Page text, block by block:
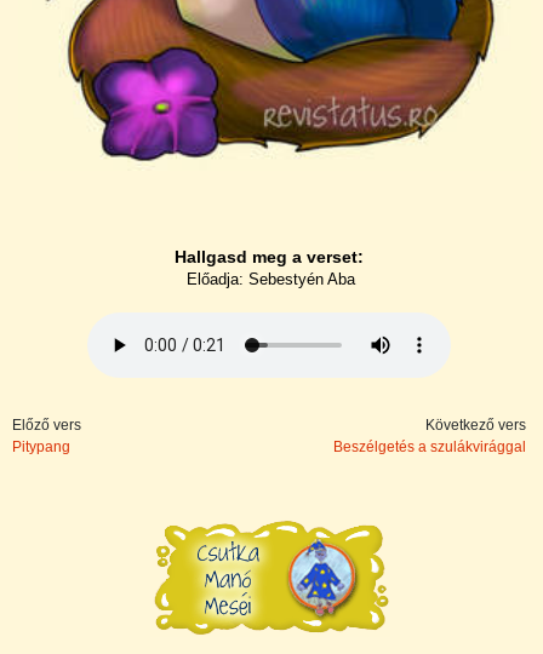
Hallgasd meg a verset:
Előadja: Sebestyén Aba
Előző vers
Pitypang
Következő vers
Beszélgetés a szulákvirággal